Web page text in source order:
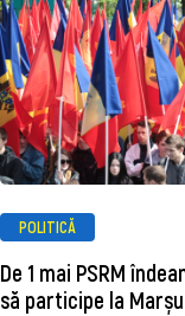
POLITICĂ
De 1 mai PSRM
să participe la